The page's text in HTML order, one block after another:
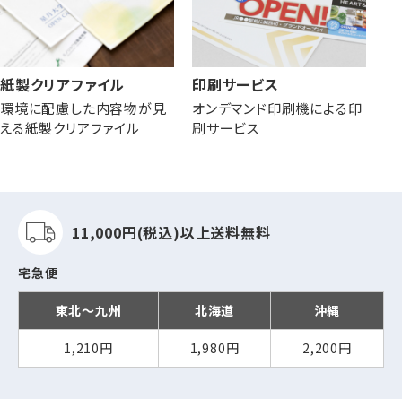
紙製クリアファイル
環境に配慮した内容物が見
える紙製クリアファイル
印刷サービス
オンデマンド印刷機による印
刷サービス
11,000円(税込)以上送料無料
宅急便
東北～九州 北海道 沖縄
1,210円 1,980円 2,200円